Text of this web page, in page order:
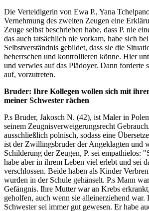
Die Verteidigerin von Ewa P., Yana
Vernehmung des zweiten Zeugen eine
Zeuge selbst beschrieben habe, dass P. nie
das auch tatsächlich nie vorkam, habe sich bei
Selbstverständnis gebildet, dass sie die
beherrschen und kontrollieren könne. Hier
und verwies auf das Plädoyer. Dann forderte
auf, vorzutreten.
Bruder: Ihre Kollegen wollen sich mit
meiner Schwester rächen
P.s Bruder, Jakosch N. (42), ist Maler in
seinem Zeugnisverweigerungsrecht
ausschließlich polnisch, sodass eine
ist der Zwillingsbruder der Angeklagten und
Schilderung der Zeugen, P. sei empathielos:
habe aber in ihrem Leben viel erlebt und sei
verschlossen. Beide haben als Kinder
wurden in der Schule gehänselt. P.s Mann
Gefängnis. Ihre Mutter war an Krebs
geholfen, auch wenn sie alleinerziehend
Schwester sei immer gut gewesen. Er habe